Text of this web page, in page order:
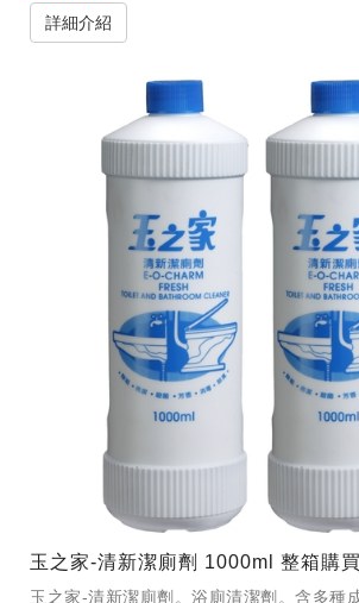
詳細介紹
玉之家-清新潔廁劑 1000ml 整箱購